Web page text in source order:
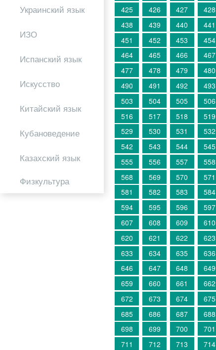
Украинский язык
ИЗО
Испанский язык
Искусство
Китайский язык
Кубановедение
Казахский язык
Физкультура
425
426 427 428
438
439 440 441
451
452 453 454
464
465 466 467
477
478 479 480
490
491 492 493
503
504 505 506
516
517 518 519
529
530 531 532
542
543 544 545
555
556 557 558
568
569 570 571
581
582 583 584
594
595 596 597
607
608 609 610
620
621 622 623
633
634 635 636
646
647 648 649
659
660 661 662
672
673 674 675
685
686 687 688
698
699 700 701
711
712 713 714